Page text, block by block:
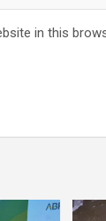
in this